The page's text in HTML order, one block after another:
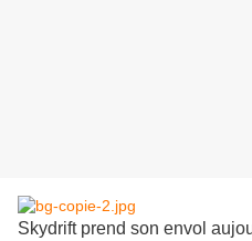
Skydrift prend son envol